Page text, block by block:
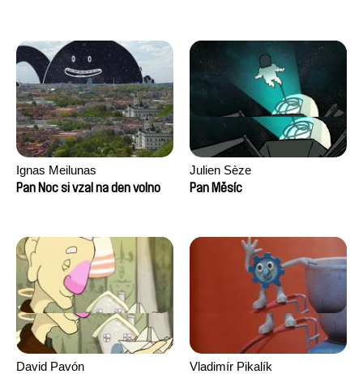
Ignas Meilunas
Pan Noc si vzal na den volno
Julien Sèze
Pan Měsíc
David Pavón
Vladimír Pikalík